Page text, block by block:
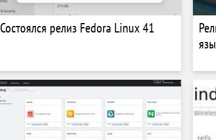
Состоялся релиз Fedora Linux 41